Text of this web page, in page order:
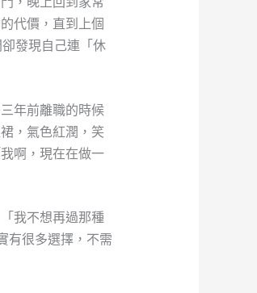
代價，直到上個
發現自己連「休
年前離職的時候
，氣色紅潤，笑
啊，現在在做一
我不想再過那種
有很多選擇，不需